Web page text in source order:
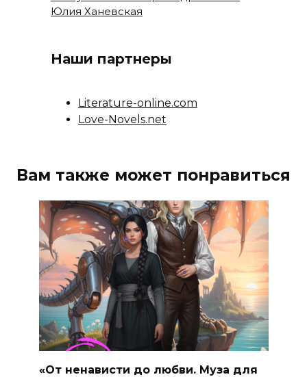
Юлия Ханевская
Наши партнеры
Literature-online.com
Love-Novels.net
Вам также может понравиться
«От ненависти до любви. Муза для